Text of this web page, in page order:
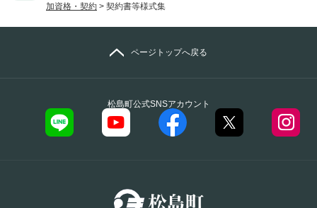
加資格・契約 > 契約書等様式集
松島町公式SNSアカウント
ページトップへ戻る